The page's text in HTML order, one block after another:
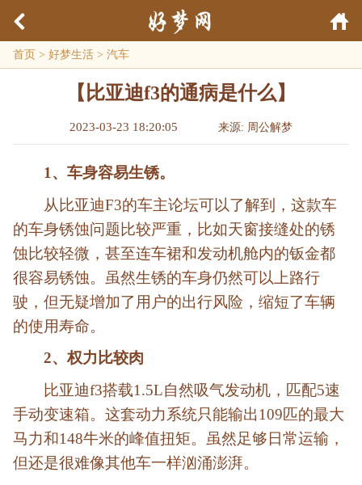
首页 > 好梦生活 > 汽车
【比亚迪f3的通病是什么】
2023-03-23 18:20:05 来源: 周公解梦
1、车身容易生锈。
从比亚迪F3的车主论坛可以了解到，这款车
的车身锈蚀问题比较严重，比如天窗接缝处的锈
蚀比较轻微，甚至连车裙和发动机舱内的钣金都
很容易锈蚀。虽然生锈的车身仍然可以上路行
驶，但无疑增加了用户的出行风险，缩短了车辆
的使用寿命。
2、权力比较肉
比亚迪f3搭载1.5L自然吸气发动机，匹配5速
手动变速箱。这套动力系统只能输出109匹的最大
马力和148牛米的峰值扭矩。虽然足够日常运输，
但还是很难像其他车一样汹涌澎湃。